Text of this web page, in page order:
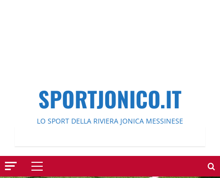
SPORTJONICO.IT
LO SPORT DELLA RIVIERA JONICA MESSINESE
Menu